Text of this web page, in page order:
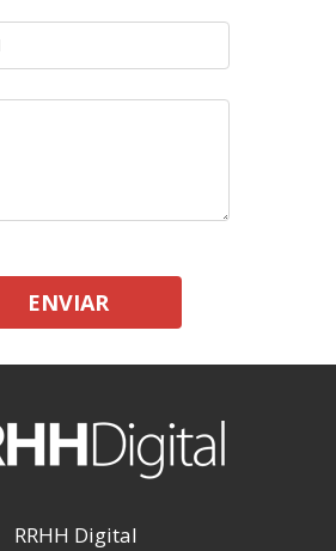
ENVIAR
RRHH Digital